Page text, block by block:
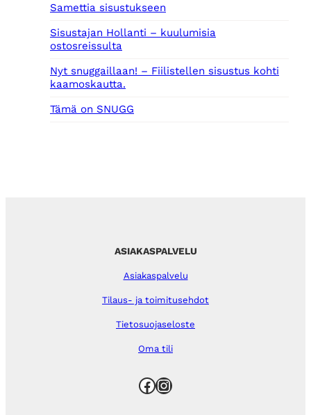
Samettia sisustukseen
Sisustajan Hollanti – kuulumisia
ostosreissulta
Nyt snuggaillaan! – Fiilistellen sisustus kohti
kaamoskautta.
Tämä on SNUGG
ASIAKASPALVELU
Asiakaspalvelu
Tilaus- ja toimitusehdot
Tietosuojaseloste
Oma tili
Facebook Instagram